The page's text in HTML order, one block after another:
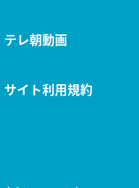
テレ朝動画
サイト利用規約